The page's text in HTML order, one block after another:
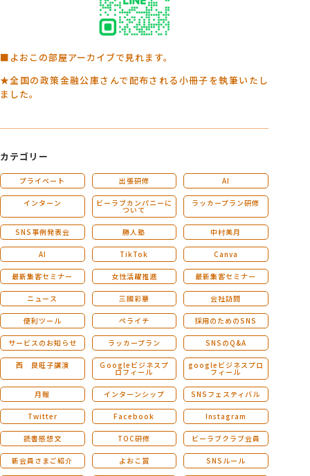
■よおこの部屋アーカイブで見れます。
★全国の政策金融公庫さんで配布される小冊子を執筆いたし
ました。
カテゴリー
プライベート 出張研修 AI
インターン ビーラブカンパニーに
ついて
ラッカープラン研修
SNS事例発表会 勝人塾 中村美月
AI TikTok Canva
最新集客セミナー 女性活躍推進 最新集客セミナー
ニュース 三國彩華 会社訪問
便利ツール ペライチ 採用のためのSNS
サービスのお知らせ ラッカープラン SNSのQ&A
西 良旺子講演 Ｇoogleビジネスプ
ロフィール
googleビジネスプロ
フィール
月報 インターンシップ SNSフェスティバル
Twitter Facebook Instagram
読書感想文 TOC研修 ビーラブクラブ会員
新会員さまご紹介 よおこ賞 SNSルール